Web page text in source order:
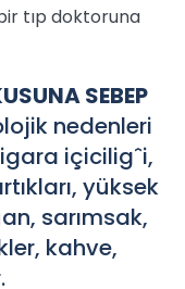
tıp doktoruna
SEBEP
nedenleri
içiciligˆi,
yüksek
sarımsak,
kahve,